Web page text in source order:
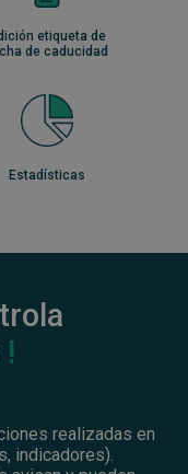
etiqueta de
de caducidad
Estadísticas
!
realizadas en
indicadores).